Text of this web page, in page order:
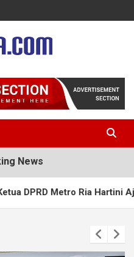
News
Ria Hartini Ajak Warga